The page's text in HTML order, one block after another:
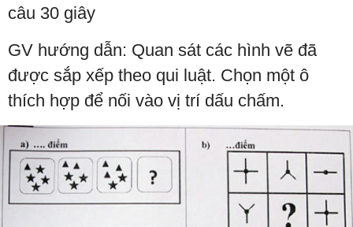
câu 30 giây
GV hướng dẫn: Quan sát các hình vẽ đã
được sắp xếp theo qui luật. Chọn một ô
thích hợp để nối vào vị trí dấu chấm.